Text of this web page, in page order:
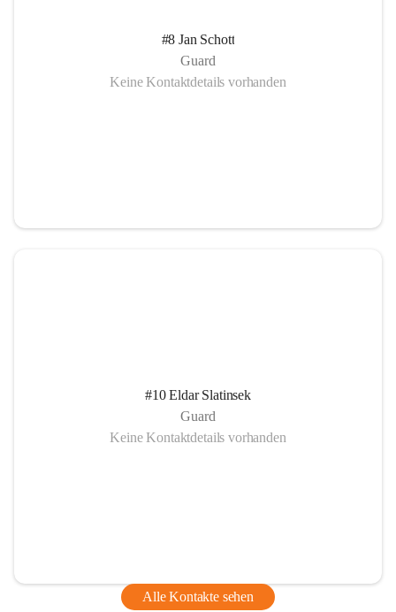
#8 Jan Schott
Guard
Keine Kontaktdetails vorhanden
#10 Eldar Slatinsek
Guard
Keine Kontaktdetails vorhanden
Alle Kontakte sehen